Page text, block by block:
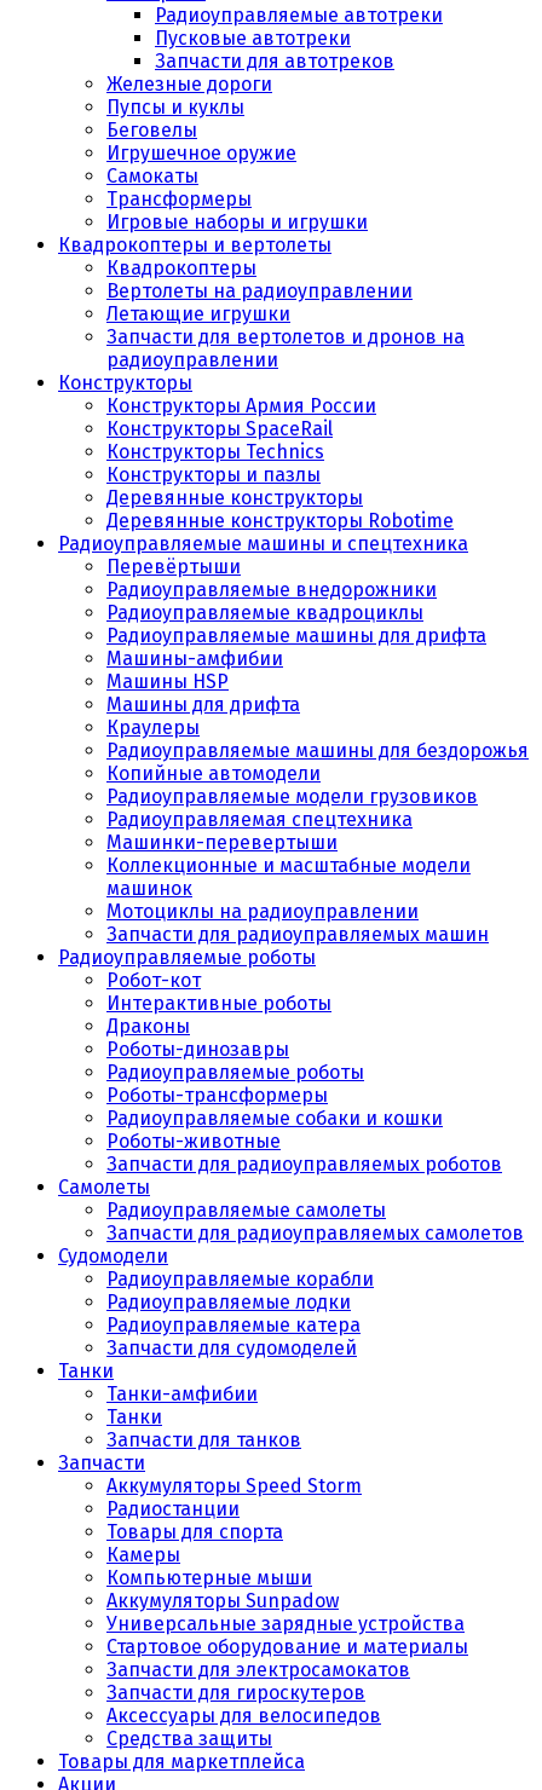
Радиоуправляемые автотреки
Пусковые автотреки
Запчасти для автотреков
Железные дороги
Пупсы и куклы
Беговелы
Игрушечное оружие
Самокаты
Трансформеры
Игровые наборы и игрушки
Квадрокоптеры и вертолеты
Квадрокоптеры
Вертолеты на радиоуправлении
Летающие игрушки
Запчасти для вертолетов и дронов на
радиоуправлении
Конструкторы
Конструкторы Армия России
Конструкторы SpaceRail
Конструкторы Technics
Конструкторы и пазлы
Деревянные конструкторы
Деревянные конструкторы Robotime
Радиоуправляемые машины и спецтехника
Перевёртыши
Радиоуправляемые внедорожники
Радиоуправляемые квадроциклы
Радиоуправляемые машины для дрифта
Машины-амфибии
Машины HSP
Машины для дрифта
Краулеры
Радиоуправляемые машины для бездорожья
Копийные автомодели
Радиоуправляемые модели грузовиков
Радиоуправляемая спецтехника
Машинки-перевертыши
Коллекционные и масштабные модели
машинок
Мотоциклы на радиоуправлении
Запчасти для радиоуправляемых машин
Радиоуправляемые роботы
Робот-кот
Интерактивные роботы
Драконы
Роботы-динозавры
Радиоуправляемые роботы
Роботы-трансформеры
Радиоуправляемые собаки и кошки
Роботы-животные
Запчасти для радиоуправляемых роботов
Самолеты
Радиоуправляемые самолеты
Запчасти для радиоуправляемых самолетов
Судомодели
Радиоуправляемые корабли
Радиоуправляемые лодки
Радиоуправляемые катера
Запчасти для судомоделей
Танки
Танки-амфибии
Танки
Запчасти для танков
Запчасти
Аккумуляторы Speed Storm
Радиостанции
Товары для спорта
Камеры
Компьютерные мыши
Аккумуляторы Sunpadow
Универсальные зарядные устройства
Стартовое оборудование и материалы
Запчасти для электросамокатов
Запчасти для гироскутеров
Аксессуары для велосипедов
Средства защиты
Товары для маркетплейса
Акции